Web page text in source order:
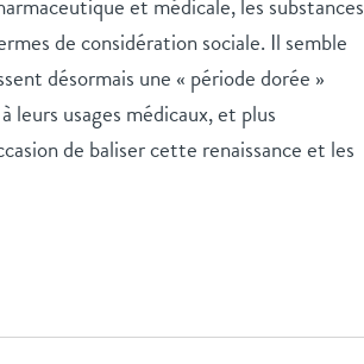
de considération sociale. Il semble
désormais une « période dorée »
usages médicaux, et plus
de baliser cette renaissance et les